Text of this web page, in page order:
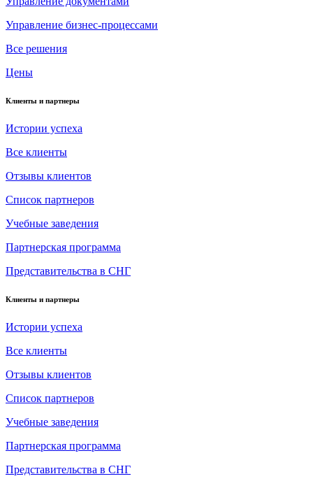
Управление бизнес-процессами
Все решения
Цены
Клиенты и партнеры
Истории успеха
Все клиенты
Отзывы клиентов
Список партнеров
Учебные заведения
Партнерская программа
Представительства в СНГ
Клиенты и партнеры
Истории успеха
Все клиенты
Отзывы клиентов
Список партнеров
Учебные заведения
Партнерская программа
Представительства в СНГ